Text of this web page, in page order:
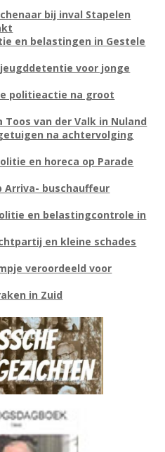
bij inval Stapelen
en belastingen in Gestele
voor jonge
politieactie na groot
Toos van der Valk in Nuland
na achtervolging
en horeca op Parade
Arriva- buschauffeur
en belastingcontrole in
en kleine schades
veroordeeld voor
in Zuid